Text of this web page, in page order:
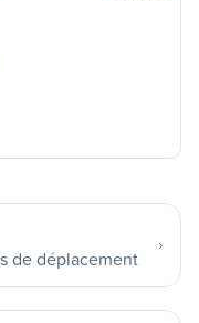
de déplacement